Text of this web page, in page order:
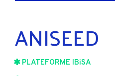
ANISEED
PLATEFORME IBiSA